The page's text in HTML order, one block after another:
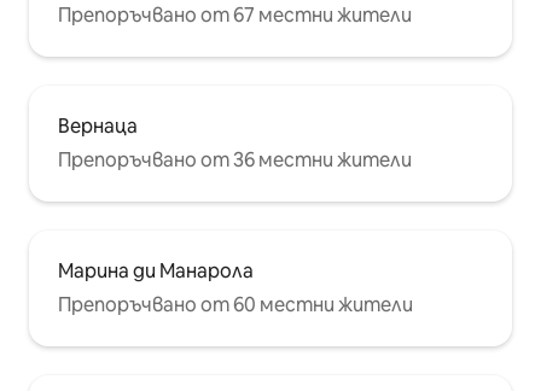
Препоръчвано от 67 местни жители
Вернаца
Препоръчвано от 36 местни жители
Марина ди Манарола
Препоръчвано от 60 местни жители